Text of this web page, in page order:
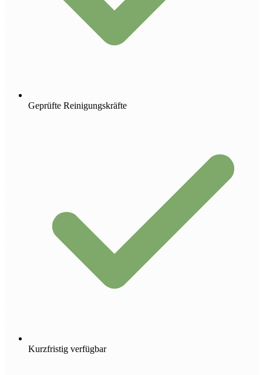
Geprüfte Reinigungskräfte
Kurzfristig verfügbar